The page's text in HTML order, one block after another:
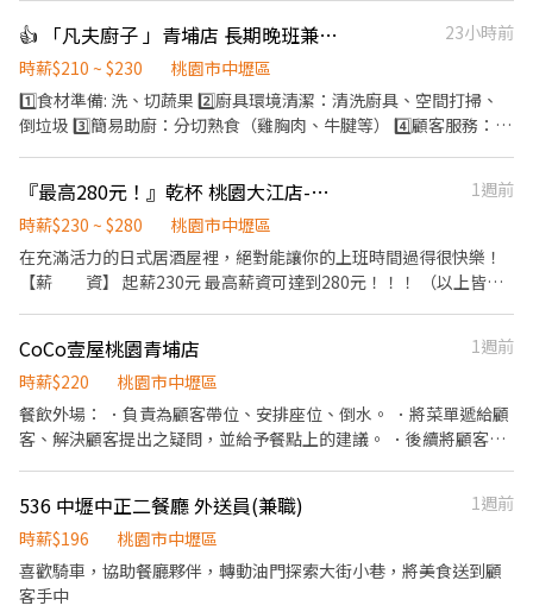
銀處理】 進行顧客結帳，維持現金收據整齊與準確 【環境清潔】 清
洗餐具與吧台設備，保持工作區域整潔 【產品說明】 為顧客提供飲
品資訊與建議，協助選擇
👍 「凡夫廚子 」青埔店 長期晚班兼職人員
23小時前
時薪$210 ~ $230
桃園市中壢區
1️⃣食材準備: 洗、切蔬果 2️⃣廚具環境清潔：清洗廚具、空間打掃、
倒垃圾 3️⃣簡易助廚：分切熟食（雞胸肉、牛腱等） 4️⃣顧客服務：點
旺季最多一週五個班次。淡季（12-2月） ☑️每班次排班3個小時，
每週可排班3～5天之間 ☑️班表月排制 ☑️排班時間基本為1630-2030
之間安排三小時，若有業務需求才會增加排班時長。 注意事項⚠️ 1.
餐飲內場空間會些許悶熱且有烹飪產生之油煙 2.此職缺偶爾需搬重
『最高280元！』乾杯 桃園大江店-計時社員
1週前
時薪$230 ~ $280
桃園市中壢區
在充滿活力的日式居酒屋裡，絕對能讓你的上班時間過得很快樂！
【薪 資】 起薪230元 最高薪資可達到280元！！！ （以上皆含
理製作、食材處理、成本控管、主管交辦事項等。 【工作需求】 每
週排班，每週最少上班日為兩天平日兩天假日（假日包含週五、
六、日） 【福利】 每年健檢健康諮詢、員工餐、不定期部門聚餐
等。
CoCo壹屋桃園青埔店
1週前
時薪$220
桃園市中壢區
餐飲外場： ．負責為顧客帶位、安排座位、倒水。 ．將菜單遞給顧
客、解決顧客提出之疑問，並給予餐點上的建議。 ．後續將顧客點
負責結帳、收銀等工作。 餐飲內場： ．擔任廚師的助手，處理烹飪
前與烹飪中之準備工作與其他餐廳相關事務。 ．負責洗、剝、削、
切各種食材。 ．負責清理工作環境、設備和餐具。 ．準備不同餐點
所需要的食材。 ．協助測量食材的容量與重量。 ．負責擺盤、打包
536 中壢中正二餐廳 外送員(兼職)
1週前
時薪$196
桃園市中壢區
喜歡騎車，協助餐廳夥伴，轉動油門探索大街小巷，將美食送到顧
客手中